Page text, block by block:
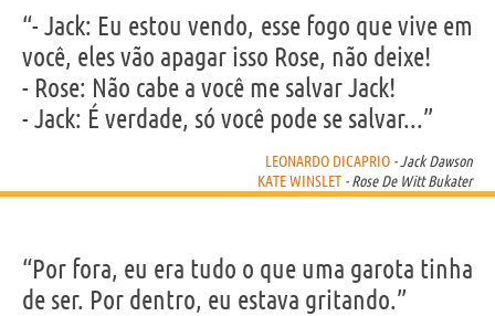
“- Jack: Eu estou vendo, esse fogo que vive em
você, eles vão apagar isso Rose, não deixe!
- Rose: Não cabe a você me salvar Jack!
- Jack: É verdade, só você pode se salvar...”
LEONARDO DICAPRIO - Jack Dawson
KATE WINSLET - Rose De Witt Bukater
“Por fora, eu era tudo o que uma garota tinha
de ser. Por dentro, eu estava gritando.”